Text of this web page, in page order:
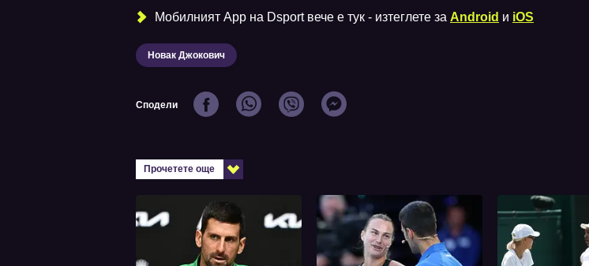
Мобилният Аpp на Dsport вече е тук - изтеглете за Android и iOS
Новак Джокович
Сподели
Прочетете още